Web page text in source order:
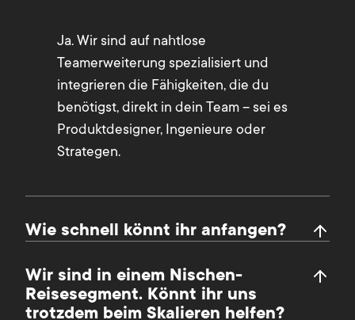
Ja. Wir sind auf nahtlose
Teamerweiterung spezialisiert und
integrieren die Fähigkeiten, die du
benötigst, direkt in dein Team – sei es
Produktdesigner, Ingenieure oder
Strategen.
Wie schnell könnt ihr anfangen?
Wir sind in einem Nischen-
Reisesegment. Könnt ihr uns
trotzdem beim Skalieren helfen?